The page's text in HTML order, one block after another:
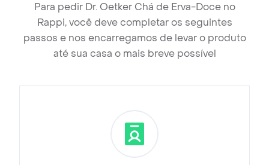
Para pedir Dr. Oetker Chá de Erva-Doce no
Rappi, você deve completar os seguintes
passos e nos encarregamos de levar o produto
até sua casa o mais breve possível